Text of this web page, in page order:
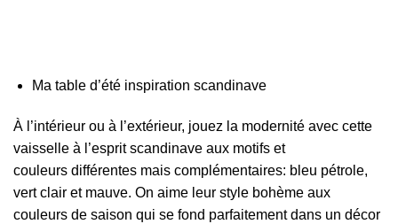
Ma table d’été inspiration scandinave
À l’intérieur ou à l’extérieur, jouez la modernité avec cette
vaisselle à l’esprit scandinave aux motifs et
couleurs différentes mais complémentaires: bleu pétrole,
vert clair et mauve. On aime leur style bohème aux
couleurs de saison qui se fond parfaitement dans un décor